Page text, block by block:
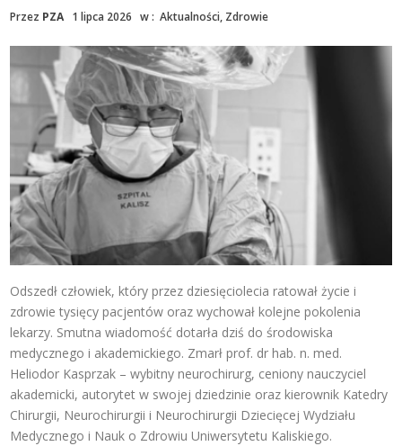
Przez PZA 1 lipca 2026 w :Aktualności, Zdrowie
Odszedł człowiek, który przez dziesięciolecia ratował życie i
zdrowie tysięcy pacjentów oraz wychował kolejne pokolenia
lekarzy. Smutna wiadomość dotarła dziś do środowiska
medycznego i akademickiego. Zmarł prof. dr hab. n. med.
Heliodor Kasprzak – wybitny neurochirurg, ceniony nauczyciel
akademicki, autorytet w swojej dziedzinie oraz kierownik Katedry
Chirurgii, Neurochirurgii i Neurochirurgii Dziecięcej Wydziału
Medycznego i Nauk o Zdrowiu Uniwersytetu Kaliskiego.